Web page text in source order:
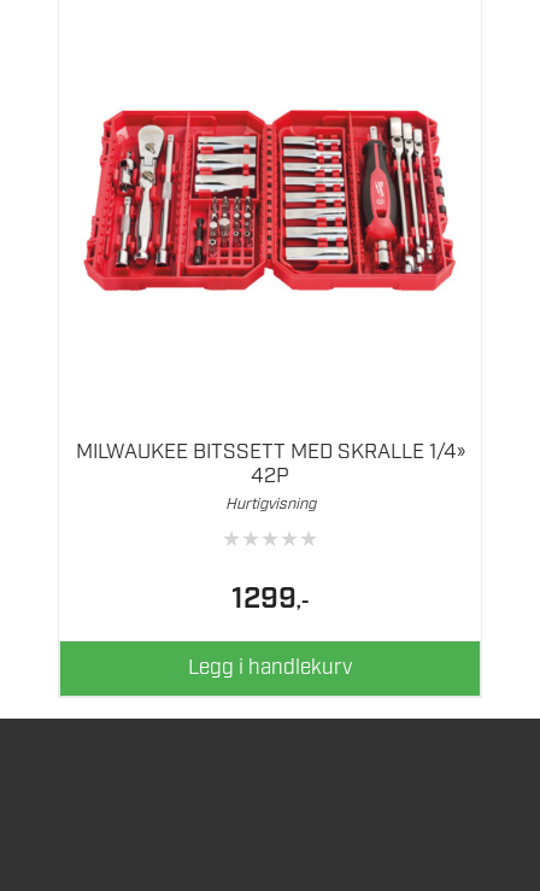
MILWAUKEE BITSSETT MED SKRALLE 1/4»
42P
Hurtigvisning
★★★★★
1299,-
Legg i handlekurv